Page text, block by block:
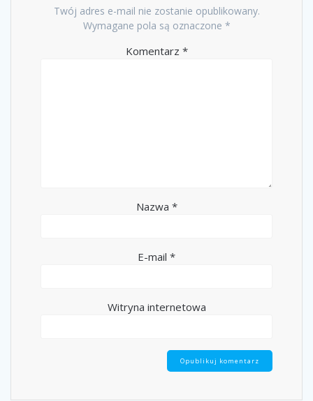
Twój adres e-mail nie zostanie opublikowany.
Wymagane pola są oznaczone *
Komentarz *
Nazwa *
E-mail *
Witryna internetowa